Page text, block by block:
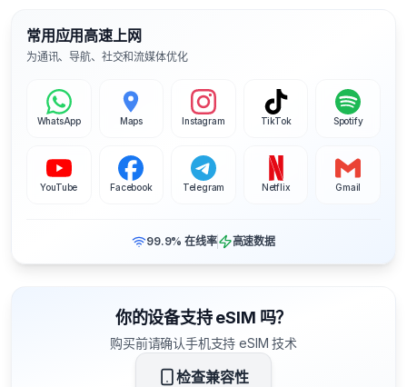
常用应用高速上网
为通讯、导航、社交和流媒体优化
WhatsApp Maps Instagram TikTok Spotify
YouTube Facebook Telegram Netflix Gmail
99.9% 在线率 高速数据
你的设备支持 eSIM 吗？
购买前请确认手机支持 eSIM 技术
检查兼容性